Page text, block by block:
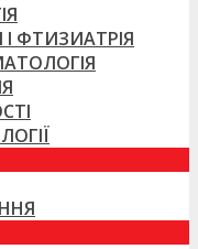
ФТИЗИАТРІЯ